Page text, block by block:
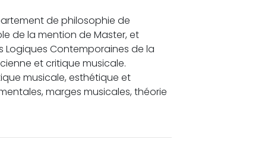
de philosophie de
de la mention de Master, et
Logiques Contemporaines de la
et critique musicale.
musicale, esthétique et
marges musicales, théorie